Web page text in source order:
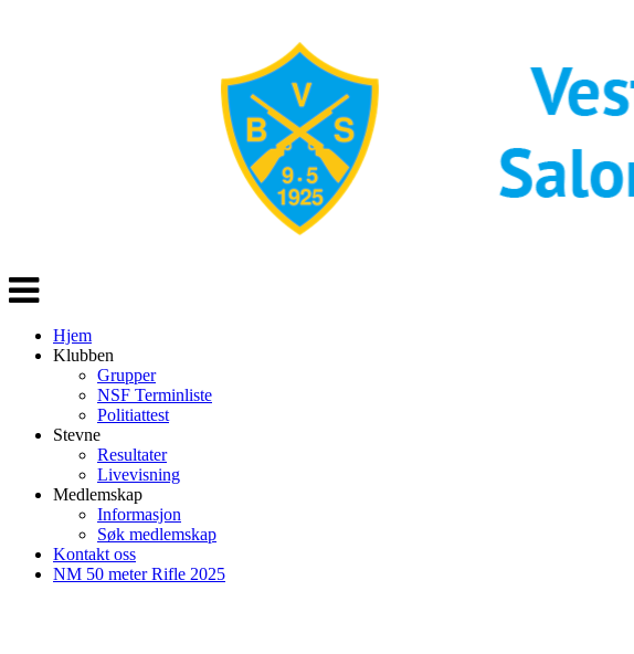
Veksle
navigasjon
Hjem
Klubben
Grupper
NSF Terminliste
Politiattest
Stevne
Resultater
Livevisning
Medlemskap
Informasjon
Søk medlemskap
Kontakt oss
NM 50 meter Rifle 2025